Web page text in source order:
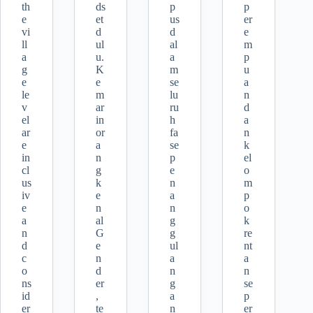
th
e
vi
ll
a
g
e
le
v
el
ar
e
in
cl
us
iv
e
a
n
d
c
o
ns
id
er
ds
et
d
ul
u.
K
e
m
ar
in
or
a
n
g
k
e
n
al
G
e
n
d
er
,
te
p
us
d
al
a
m
se
lu
ru
h
fa
se
p
e
n
a
n
g
g
ul
a
n
g
a
n
p
er
e
m
p
u
a
n
d
a
n
k
el
o
m
p
o
k
re
nt
a
n
se
p
er